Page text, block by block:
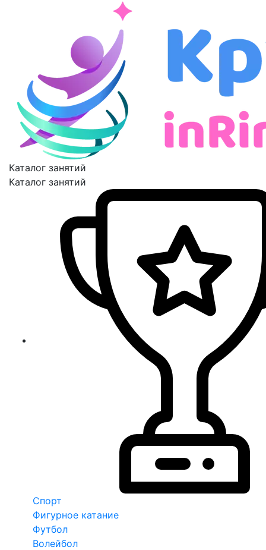
Каталог занятий
Каталог занятий
Спорт
Фигурное катание
Футбол
Волейбол